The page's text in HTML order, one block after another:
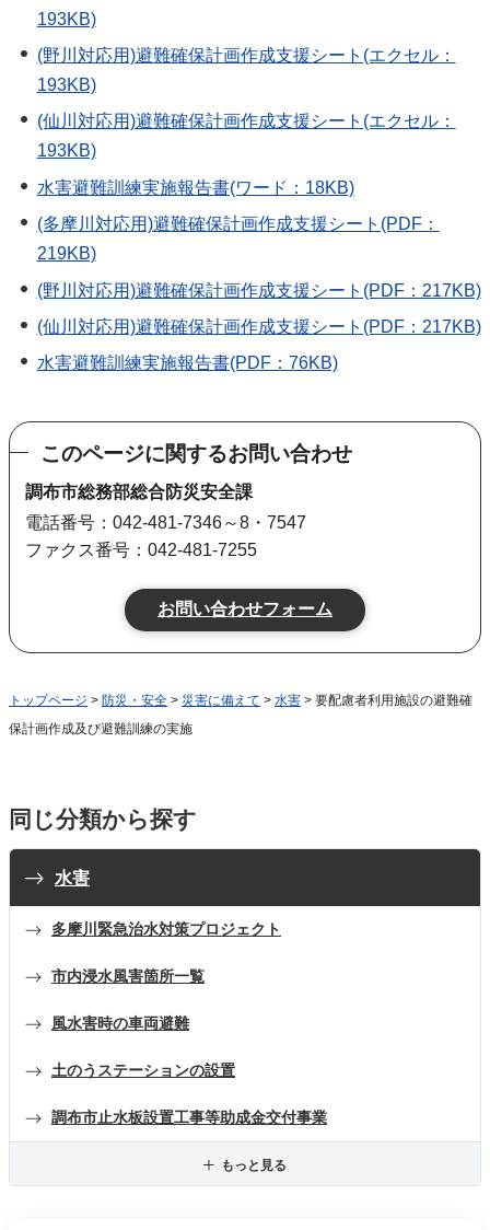
193KB)
(野川対応用)避難確保計画作成支援シート(エクセル：
193KB)
(仙川対応用)避難確保計画作成支援シート(エクセル：
193KB)
水害避難訓練実施報告書(ワード：18KB)
(多摩川対応用)避難確保計画作成支援シート(PDF：
219KB)
(野川対応用)避難確保計画作成支援シート(PDF：217KB)
(仙川対応用)避難確保計画作成支援シート(PDF：217KB)
水害避難訓練実施報告書(PDF：76KB)
このページに関するお問い合わせ
調布市総務部総合防災安全課
電話番号：042-481-7346～8・7547
ファクス番号：042-481-7255
トップページ > 防災・安全 > 災害に備えて > 水害 > 要配慮者利用施設の避難確
保計画作成及び避難訓練の実施
同じ分類から探す
水害
多摩川緊急治水対策プロジェクト
市内浸水風害箇所一覧
風水害時の車両避難
土のうステーションの設置
調布市止水板設置工事等助成金交付事業
もっと見る